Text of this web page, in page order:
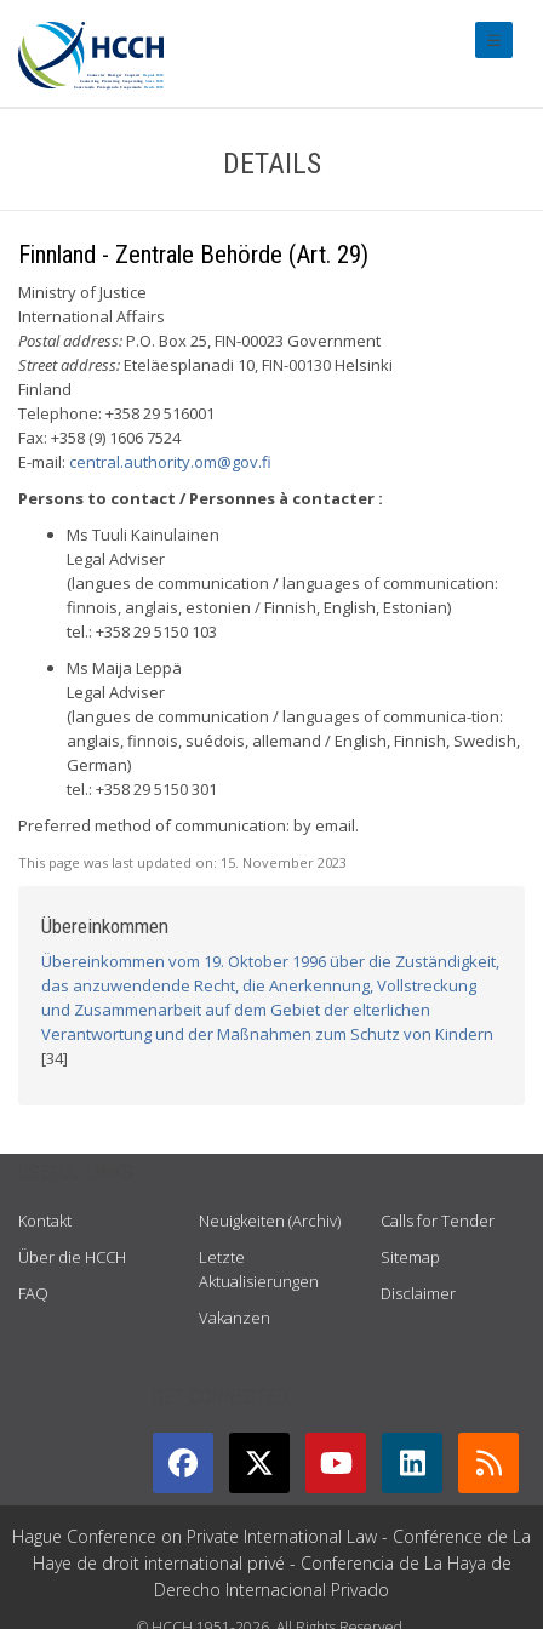
DETAILS
Finnland - Zentrale Behörde (Art. 29)
Ministry of Justice
International Affairs
Postal address:P.O. Box 25, FIN-00023 Government
Street address:Eteläesplanadi 10, FIN-00130 Helsinki
Finland
Telephone: +358 29 516001
Fax: +358 (9) 1606 7524
E-mail: central.authority.om@gov.fi
Persons to contact / Personnes à contacter :
Ms Tuuli Kainulainen
Legal Adviser
(langues de communication / languages of communication:
finnois, anglais, estonien / Finnish, English, Estonian)
tel.: +358 29 5150 103
Ms Maija Leppä
Legal Adviser
(langues de communication / languages of communica-tion:
anglais, finnois, suédois, allemand / English, Finnish, Swedish,
German)
tel.: +358 29 5150 301
Preferred method of communication: by email.
This page was last updated on: 15. November 2023
Übereinkommen
Übereinkommen vom 19. Oktober 1996 über die Zuständigkeit,
das anzuwendende Recht, die Anerkennung, Vollstreckung
und Zusammenarbeit auf dem Gebiet der elterlichen
Verantwortung und der Maßnahmen zum Schutz von Kindern
[34]
Kontakt
Über die HCCH
FAQ
Neuigkeiten (Archiv)
Letzte
Aktualisierungen
Vakanzen
Calls for Tender
Sitemap
Disclaimer
Hague Conference on Private International Law - Conférence de La
Haye de droit international privé - Conferencia de La Haya de
Derecho Internacional Privado